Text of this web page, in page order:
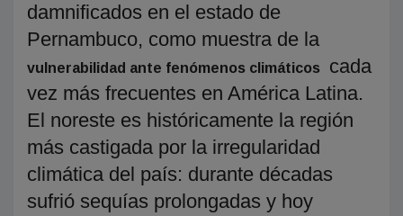
damnificados en el estado de
Pernambuco, como muestra de la
vulnerabilidad ante fenómenos climáticos
cada
vez más frecuentes en América Latina.
El noreste es históricamente la región
más castigada por la irregularidad
climática del país: durante décadas
sufrió sequías prolongadas y hoy